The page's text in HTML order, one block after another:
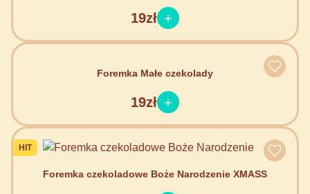
19zł
Foremka Małe czekolady
19zł
HIT
Foremka czekoladowe Boże Narodzenie XMASS